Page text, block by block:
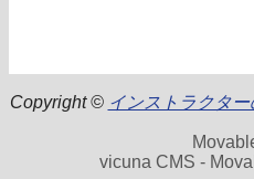
Copyright © インストラクタ
vicuna CMS -